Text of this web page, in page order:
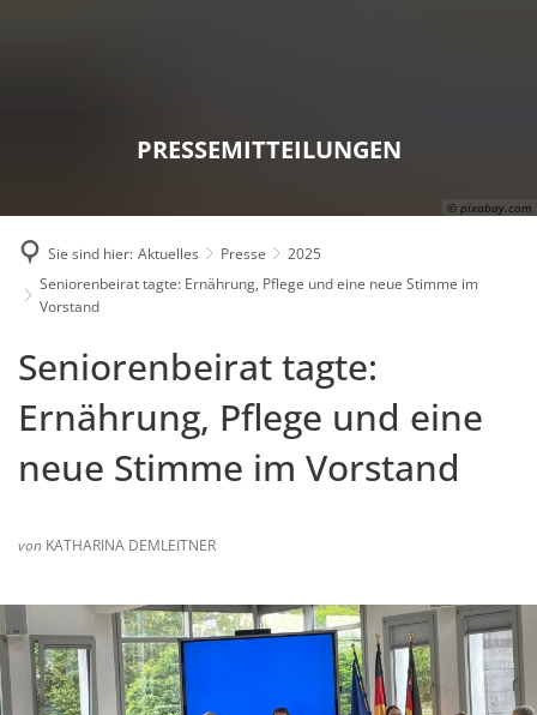
© pixabay.com
PRESSEMITTEILUNGEN
Sie sind hier: Aktuelles Presse
2025
Seniorenbeirat tagte: Ernährung, Pflege und eine neue Stimme im
Vorstand
Seniorenbeirat tagte:
Ernährung, Pflege und eine
neue Stimme im Vorstand
von KATHARINA DEMLEITNER